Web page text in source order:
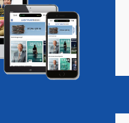
Vacatures